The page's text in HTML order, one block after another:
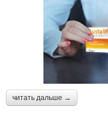
читать дальше →